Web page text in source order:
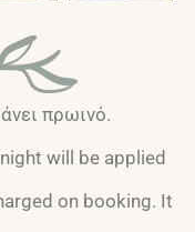
πρωινό.
will be applied
on booking. It